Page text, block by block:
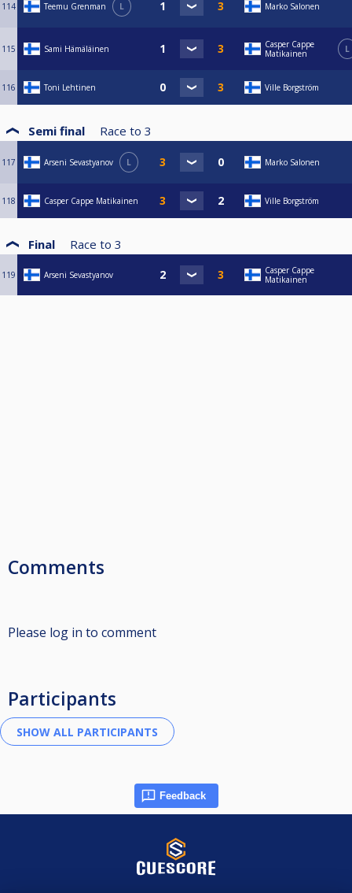
114 Teemu Grenman L Marko Salonen
115 Sami Hämäläinen
Casper Cappe
Matikainen
L
116 Toni Lehtinen Ville Borgström
Semi final Race to 3
117 Arseni Sevastyanov L Marko Salonen
118 Casper Cappe Matikainen Ville Borgström
Final Race to 3
119 Arseni Sevastyanov
Casper Cappe
Matikainen
Comments
Please log in to comment
Participants
Feedback